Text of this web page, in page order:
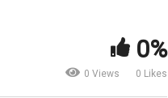
0%
0 Views 0 Likes